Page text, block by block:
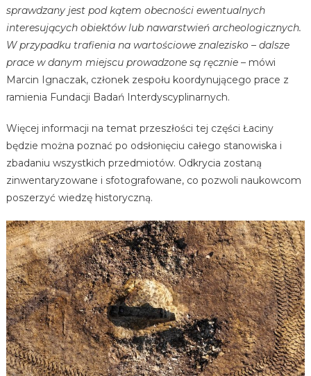
sprawdzany jest pod kątem obecności ewentualnych
interesujących obiektów lub nawarstwień archeologicznych.
W przypadku trafienia na wartościowe znalezisko – dalsze
prace w danym miejscu prowadzone są ręcznie– mówi
Marcin Ignaczak, członek zespołu koordynującego prace z
ramienia Fundacji Badań Interdyscyplinarnych.
Więcej informacji na temat przeszłości tej części Łaciny
będzie można poznać po odsłonięciu całego stanowiska i
zbadaniu wszystkich przedmiotów. Odkrycia zostaną
zinwentaryzowane i sfotografowane, co pozwoli naukowcom
poszerzyć wiedzę historyczną.